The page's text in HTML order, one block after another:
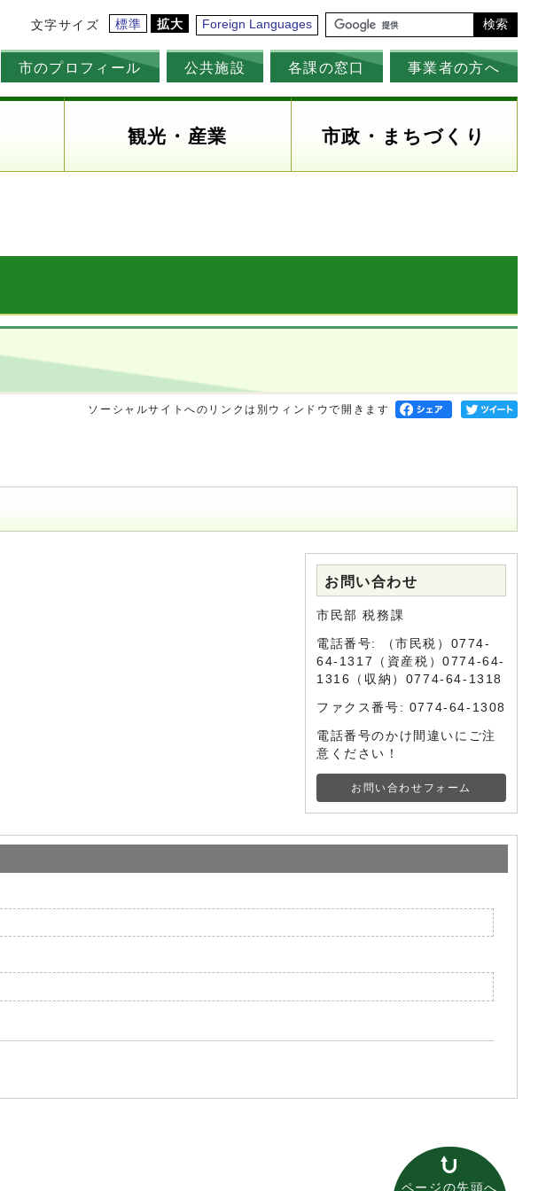
文字サイズ 標準 拡大 Foreign Languages 検索
市のプロフィール 公共施設 各課の窓口 事業者の方へ
観光・産業 市政・まちづくり
ソーシャルサイトへのリンクは別ウィンドウで開きます
お問い合わせ
市民部 税務課
電話番号: （市民税）0774-
64-1317（資産税）0774-64-
1316（収納）0774-64-1318
ファクス番号: 0774-64-1308
電話番号のかけ間違いにご注
意ください！
お問い合わせフォーム
ページの先頭へ